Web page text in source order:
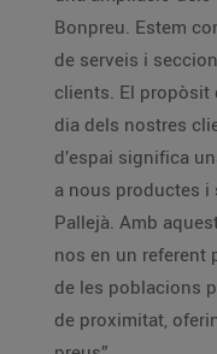
Bonpreu. Estem
de serveis i
clients. El propòsit
dia dels nostres
d’espai significa
a nous productes i
Pallejà. Amb
nos en un referent
de les poblacions
de proximitat,